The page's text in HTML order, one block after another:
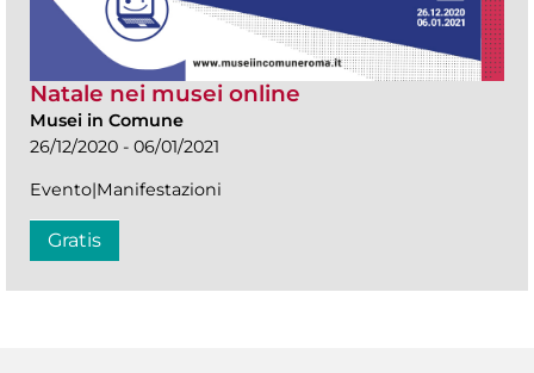
Natale nei musei online
Musei in Comune
26/12/2020 - 06/01/2021
Evento|Manifestazioni
Gratis